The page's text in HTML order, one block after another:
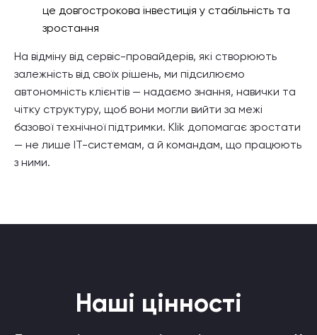
це довгострокова інвестиція у стабільність та
зростання
На відміну від сервіс-провайдерів, які створюють
залежність від своїх рішень, ми підсилюємо
автономність клієнтів — надаємо знання, навички та
чітку структуру, щоб вони могли вийти за межі
базової технічної підтримки. Klik допомагає зростати
— не лише ІТ-системам, а й командам, що працюють
з ними.
Наші цінності